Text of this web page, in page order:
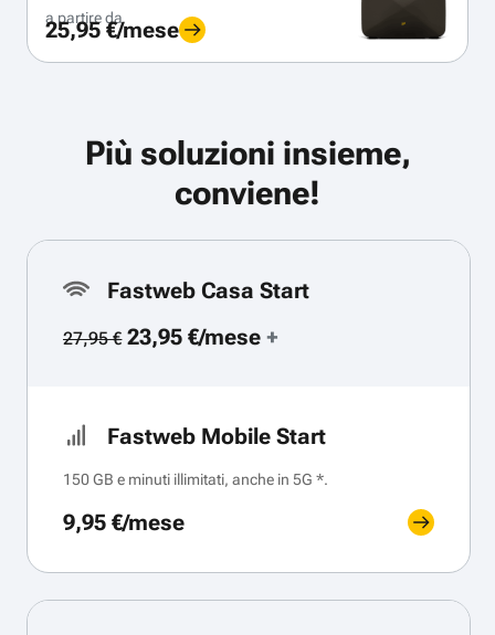
a partire da
25,95 €/mese
Più soluzioni insieme,
conviene!
Fastweb Casa Start
27,95 €23,95 €/mese+
Fastweb Mobile Start
150 GB e minuti illimitati, anche in 5G *.
9,95 €/mese